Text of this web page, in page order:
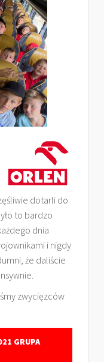
dotarli do
to bardzo
dnia
i nigdy
że daliście
zwycięzców
GRUPA